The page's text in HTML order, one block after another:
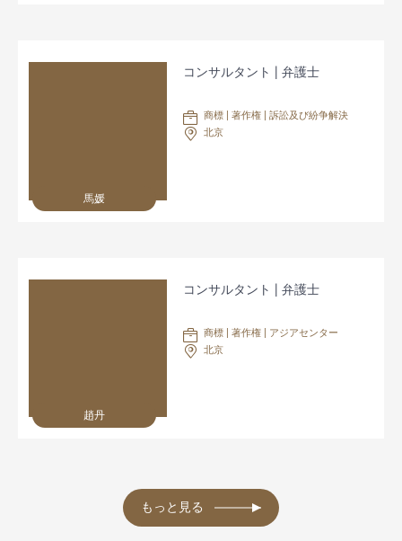
馬媛
コンサルタント | 弁護士
商標 | 著作権 | 訴訟及び紛争解決
北京
趙丹
コンサルタント | 弁護士
商標 | 著作権 | アジアセンター
北京
もっと見る